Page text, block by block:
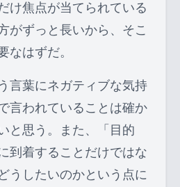
け焦点が当てられている
がずっと長いから、そこ
なはずだ。
言葉にネガティブな気持
言われていることは確か
と思う。また、「目的
到着することだけではな
うしたいのかという点に